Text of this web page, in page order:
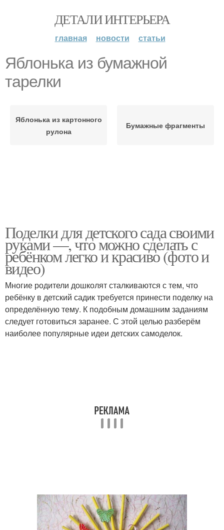
ДЕТАЛИ ИНТЕРЬЕРА
главная новости статьи
Яблонька из бумажной
тарелки
Яблонька из картонного
рулона
Бумажные фрагменты
Поделки для детского сада своими
руками —, что можно сделать с
ребёнком легко и красиво (фото и
видео)
Многие родители дошколят сталкиваются с тем, что
ребёнку в детский садик требуется принести поделку на
определённую тему. К подобным домашним заданиям
следует готовиться заранее. С этой целью разберём
наиболее популярные идеи детских самоделок.